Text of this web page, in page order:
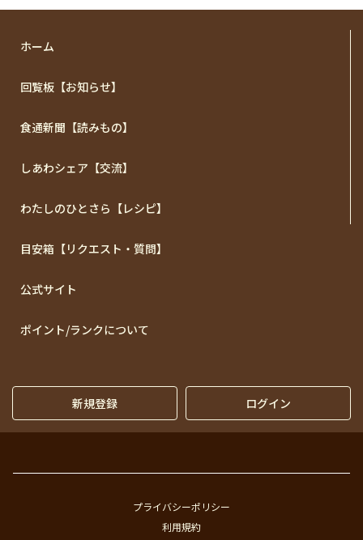
ホーム
回覧板【お知らせ】
食通新聞【読みもの】
しあわシェア【交流】
わたしのひとさら【レシピ】
目安箱【リクエスト・質問】
公式サイト
ポイント/ランクについて
新規登録 ログイン
プライバシーポリシー
利用規約